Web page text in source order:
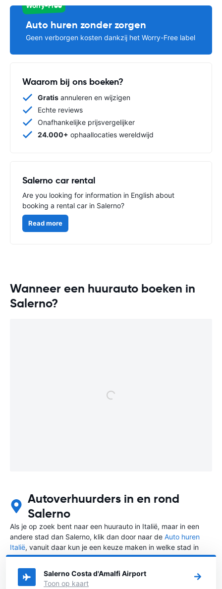
Worry-Free
Auto huren zonder zorgen
Geen verborgen kosten dankzij het Worry-Free label
Waarom bij ons boeken?
Gratis annuleren en wijzigen
Echte reviews
Onafhankelijke prijsvergelijker
24.000+ ophaallocaties wereldwijd
Salerno car rental
Are you looking for information in English about
booking a rental car in Salerno?
Read more
Wanneer een huurauto boeken in
Salerno?
Autoverhuurders in en rond
Salerno
Als je op zoek bent naar een huurauto in Italië, maar in een
andere stad dan Salerno, klik dan door naar de Auto huren
Italië, vanuit daar kun je een keuze maken in welke stad in
Italië je een auto huren wilt.
Salerno Costa d'Amalfi Airport
Toon op kaart